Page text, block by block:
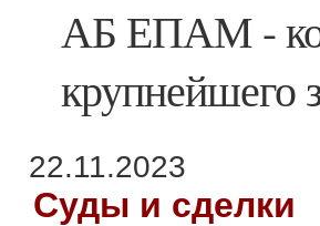
АБ ЕПАМ -
крупнейшего
22.11.2023
Суды и сделки